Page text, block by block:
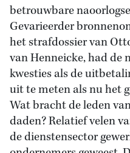
betrouwbare
Gevarieerder
het strafdossier van
van Henneicke, had de
kwesties als de
uit te meten als nu het
Wat bracht de leden
daden? Relatief velen
de dienstensector